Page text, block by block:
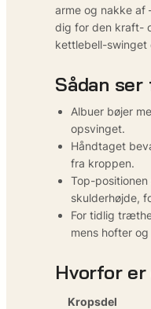
arme og nakke af
dig for den kraft-
kettlebell-swinget
Sådan
Albuer bøjer
opsvinget.
Håndtaget
fra kroppen.
Top-
skulderhøjde,
For tidlig
mens hofter
Hvorfor
Kropsdel